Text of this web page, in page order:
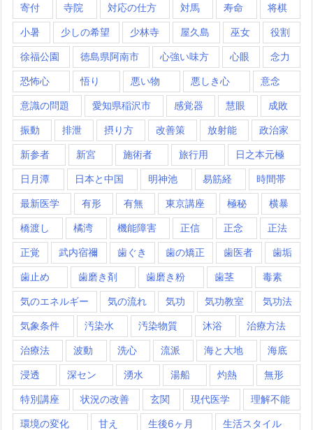
寄付 寺院 対応の仕方 対馬 寿命 将棋
小暑 少しの希望 少林寺 屋久島 巫女 役割
徐福公園 徳島県阿南市 心強い味方 心眼 念力
恐怖心 悟り 悪い物 悪しき心 意念
意識の問題 愛知県稲沢市 感覚器 慧眼 成敗
振動 排泄 摂り方 改善策 放射能 政治家
新参者 新宮 施術者 旅行用 日之本元極
日月潭 日本と中国 明神池 易筋経 時間帯
最新医学 有形 有無 東京講座 極秘 横暴
橋渡し 橘湾 機能障害 正信 正念 正法
正覚 武内宿禰 歯ぐき 歯の矯正 歯医者 歯垢
歯止め 歯磨き剤 歯磨き粉 歯茎 毒素
気のエネルギー 気の流れ 気功 気功教室 気功法
気象条件 汚染水 汚染物質 沐浴 治療方法
治療法 波動 洗心 流派 海と大地 海底
浸透 深セン 湧水 湯船 灼熱 無形
特別講座 状況の改善 玄関 現代医学 理解不能
環境の変化 甘え 生後6ヶ月 生活スタイル